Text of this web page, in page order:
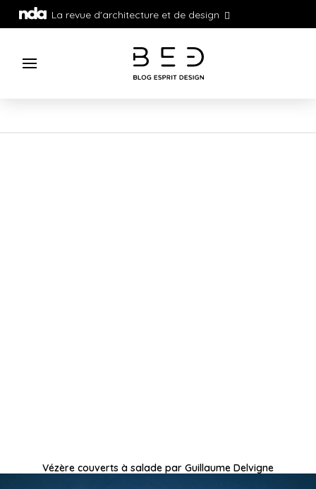
La revue d'architecture et de design
Vézère couverts à salade par Guillaume Delvigne